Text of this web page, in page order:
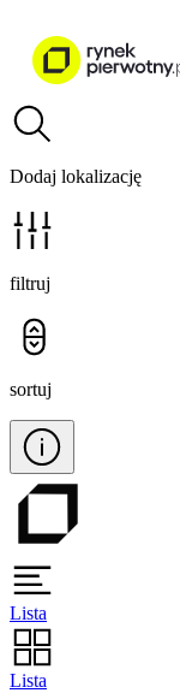
Dodaj lokalizację
filtruj
sortuj
Lista
Lista